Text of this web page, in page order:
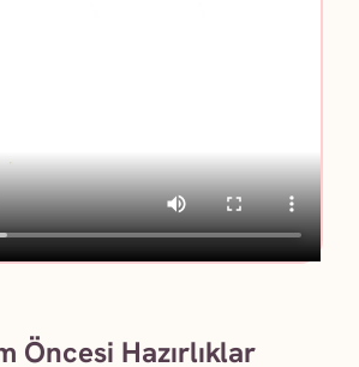
Öncesi Hazırlıklar